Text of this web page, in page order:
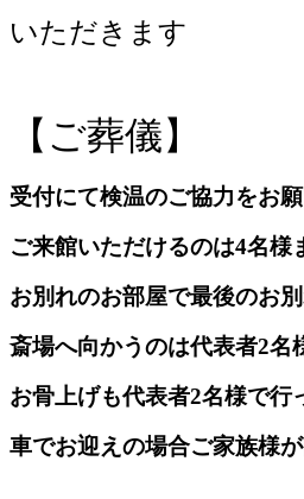
いただきます
【ご葬儀】
受付にて検温のご協力をお
ご来館いただけるのは4名様
お別れのお部屋で最後のお
斎場へ向かうのは代表者2名
お骨上げも代表者2名様で行
車でお迎えの場合ご家族様